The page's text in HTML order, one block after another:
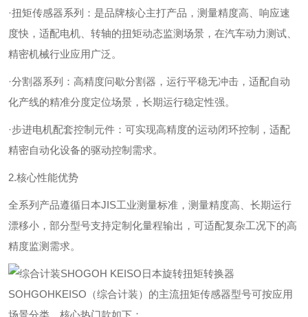
·扭矩传感器系列：是品牌核心主打产品，测量精度高、响应速
度快，适配电机、转轴的扭矩动态监测场景，在汽车动力测试、
精密机械行业应用广泛。
·分割器系列：高精度问歇分割器，运行平稳无冲击，适配自动
化产线的精准分度定位场景，长期运行稳定性强。
·步进电机配套控制元件：可实现高精度的运动闭环控制，适配
精密自动化设备的驱动控制需求。
2.核心性能优势
全系列产品遵循日本JIS工业测量标准，测量精度高、长期运行
漂移小，部分型号支持定制化量程输出，可适配复杂工况下的高
精度监测需求。
SOHGOHKEISO（综合计装）的主流扭矩传感器型号可按应用
场景分类，核心热门款如下：